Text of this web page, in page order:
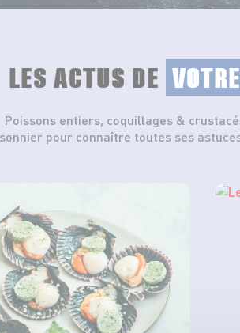
LES ACTUS DE
Poissons entiers, coquillages &
pour connaître toutes ses